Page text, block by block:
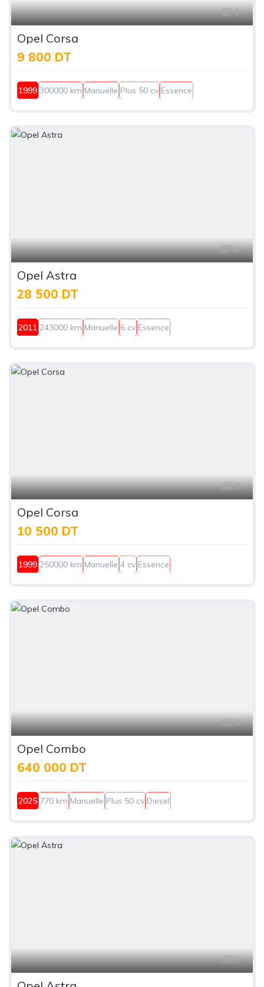
4
Opel Corsa
9 800 DT
1999 300000 km Manuelle Plus 50 cv Essence
4
Opel Astra
28 500 DT
2011 243000 km Manuelle 6 cv Essence
3
Opel Corsa
10 500 DT
1999 250000 km Manuelle 4 cv Essence
5
Opel Combo
640 000 DT
2025 770 km Manuelle Plus 50 cv Diesel
5